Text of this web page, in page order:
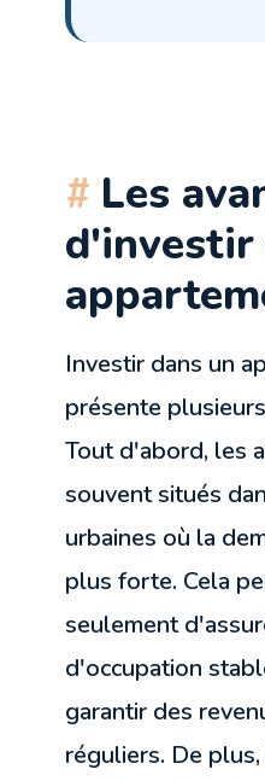
Les
d'investir
Investir dans un
présente
Tout d'abord, les
souvent situés
urbaines où la
plus forte. Cela
seulement
d'occupation
garantir des
réguliers. De